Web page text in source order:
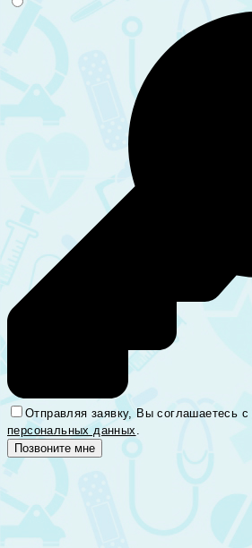
Отправляя заявку, Вы соглашаетесь с
персональных данных.